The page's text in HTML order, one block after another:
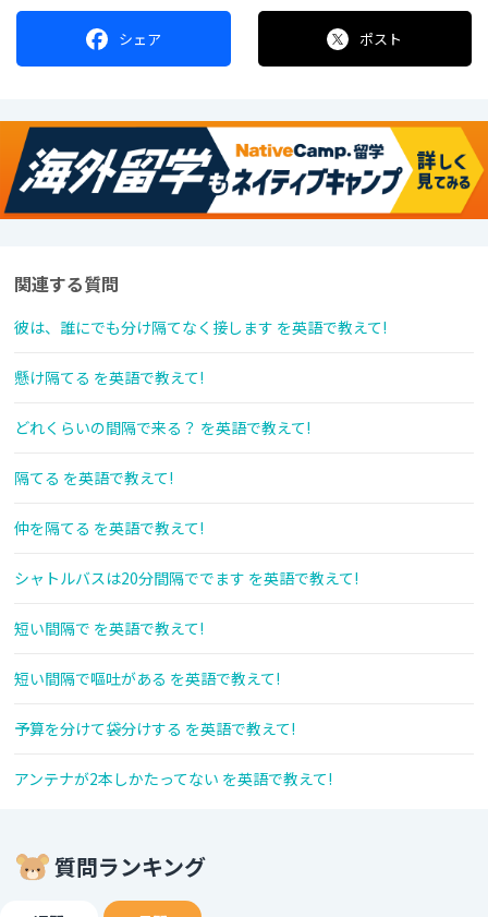
シェア ポスト
関連する質問
彼は、誰にでも分け隔てなく接します を英語で教えて!
懸け隔てる を英語で教えて!
どれくらいの間隔で来る？ を英語で教えて!
隔てる を英語で教えて!
仲を隔てる を英語で教えて!
シャトルバスは20分間隔ででます を英語で教えて!
短い間隔で を英語で教えて!
短い間隔で嘔吐がある を英語で教えて!
予算を分けて袋分けする を英語で教えて!
アンテナが2本しかたってない を英語で教えて!
質問ランキング